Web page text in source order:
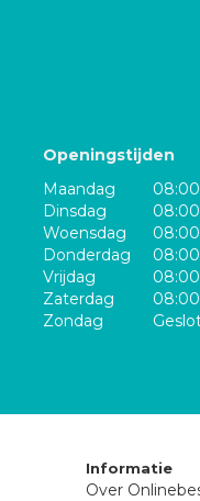
Openingstijden
Maandag
Dinsdag
Woensdag
Donderdag
Vrijdag
Zaterdag
08:00
Zondag
Informatie
Over